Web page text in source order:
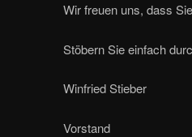
Wir freuen uns, dass
Stöbern Sie einfach
Winfried Stieber
Vorstand